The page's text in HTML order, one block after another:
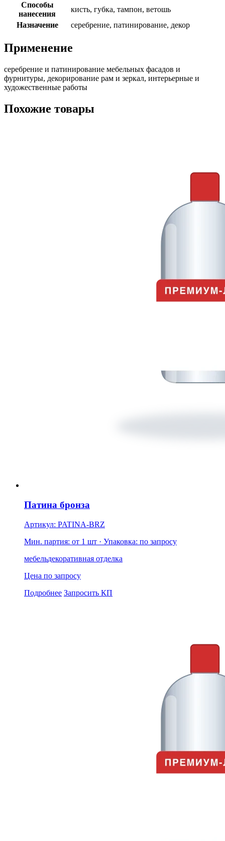
Способы
нанесения
кисть, губка, тампон, ветошь
Назначение
серебрение, патинирование, декор
Применение
серебрение и патинирование мебельных фасадов и
фурнитуры, декорирование рам и зеркал, интерьерные и
художественные работы
Похожие товары
Патина бронза
Артикул: PATINA-BRZ
Мин. партия: от 1 шт · Упаковка: по запросу
мебельдекоративная отделка
Цена по запросу
Подробнее Запросить КП